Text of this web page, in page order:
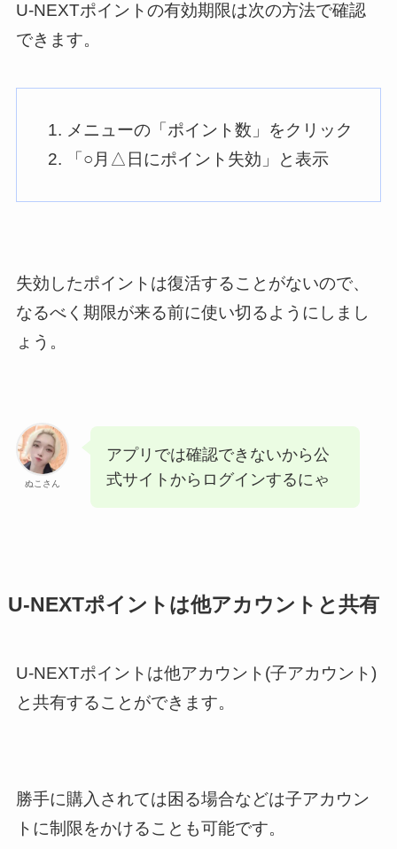
U-NEXTポイントの有効期限は次の方法で確認
できます。
メニューの「ポイント数」をクリック
「○月△日にポイント失効」と表示
失効したポイントは復活することがないので、
なるべく期限が来る前に使い切るようにしまし
ょう。
ぬこさん
アプリでは確認できないから公
式サイトからログインするにゃ
U-NEXTポイントは他アカウントと共有
U-NEXTポイントは他アカウント(子アカウント)
と共有することができます。
勝手に購入されては困る場合などは子アカウン
トに制限をかけることも可能です。